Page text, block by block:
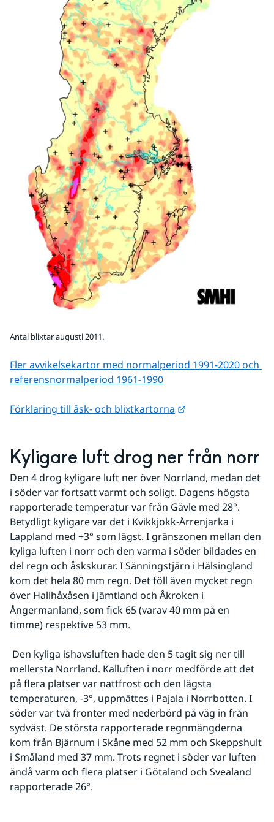
Antal blixtar augusti 2011.
Fler avvikelsekartor med normalperiod 1991-2020 och
referens­normalperiod 1961-1990
Förklaring till åsk- och blixtkartorna
Kyligare luft drog ner från norr
Den 4 drog kyligare luft ner över Norrland, medan det
i söder var fortsatt varmt och soligt. Dagens högsta
rapporterade temperatur var från Gävle med 28°.
Betydligt kyligare var det i Kvikkjokk-Årrenjarka i
Lappland med +3° som lägst. I gränszonen mellan den
kyliga luften i norr och den varma i söder bildades en
del regn och åskskurar. I Sänningstjärn i Hälsingland
kom det hela 80 mm regn. Det föll även mycket regn
över Hallhåxåsen i Jämtland och Åkroken i
Ångermanland, som fick 65 (varav 40 mm på en
timme) respektive 53 mm.
mellersta Norrland. Kalluften i norr medförde att det
på flera platser var nattfrost och den lägsta
temperaturen, -3°, uppmättes i Pajala i Norrbotten. I
söder var två fronter med nederbörd på väg in från
sydväst. De största rapporterade regnmängderna
kom från Bjärnum i Skåne med 52 mm och Skeppshult
i Småland med 37 mm. Trots regnet i söder var luften
ändå varm och flera platser i Götaland och Svealand
rapporterade 26°.